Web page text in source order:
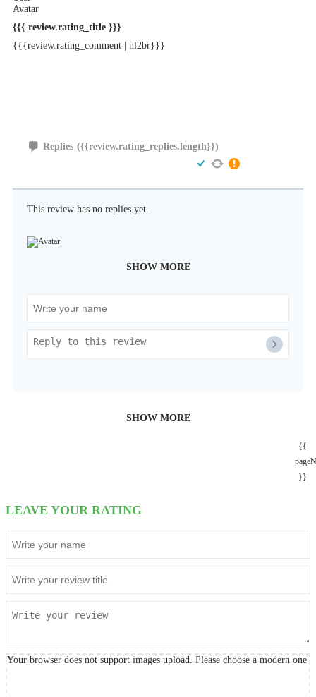
{{{ review.rating_title }}}
{{{review.rating_comment | nl2br}}}
Replies ({{review.rating_replies.length}})
This review has no replies yet.
SHOW MORE
SHOW MORE
{{
}}
LEAVE YOUR RATING
Your browser does not support images upload. Please choose a modern one